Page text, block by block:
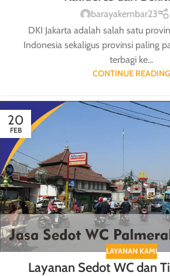
barayakembar23
DKI Jakarta adalah salah satu
Indonesia sekaligus provinsi paling
terbagi ke...
CONTINUE READING
20
FEB
LAYANAN KAMI
Layanan Sedot WC dan